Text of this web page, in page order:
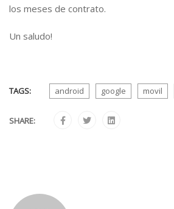
los meses de contrato.
Un saludo!
TAGS: android google movil
SHARE: